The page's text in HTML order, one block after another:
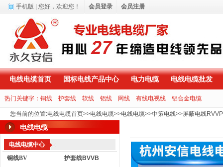
电线电缆首页 国标电线产品中心 电力电缆 电线电缆批发
热门关键字： 铜线 护套线 软线 铝线 网线 有线电视线 铝合金电缆
您当前的位置:电线电缆首页>>电线电缆>>电线电缆>>中策电线>>屏蔽电线RVVP
电线电缆
电线电缆中心
铜线BV
护套线BVVB
手机版 | 您好， 欢迎您！ 会员登录 会员注册